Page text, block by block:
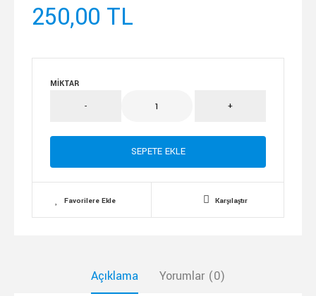
250,00 TL
MIKTAR
Favorilere Ekle Karşılaştır
Açıklama Yorumlar (0)